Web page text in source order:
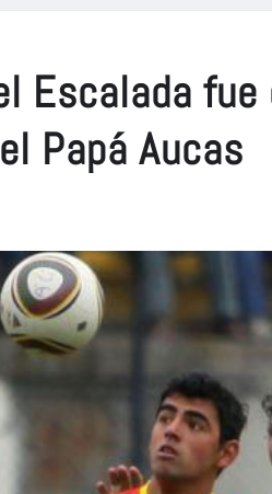
Escalada
Papá Aucas